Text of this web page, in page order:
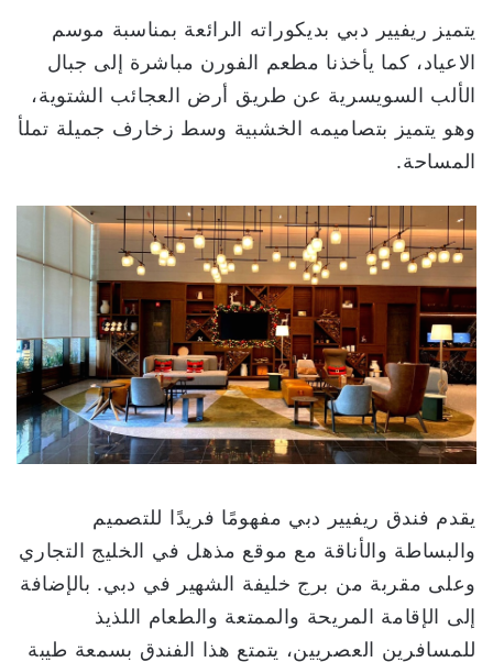
يتميز ريفيير دبي بديكوراته الرائعة بمناسبة موسم
الاعياد، كما يأخذنا مطعم الفورن مباشرة إلى جبال
الألب السويسرية عن طريق أرض العجائب الشتوية،
وهو يتميز بتصاميمه الخشبية وسط زخارف جميلة تملأ
المساحة.
يقدم فندق ريفيير دبي مفهومًا فريدًا للتصميم
والبساطة والأناقة مع موقع مذهل في الخليج التجاري
وعلى مقربة من برج خليفة الشهير في دبي. بالإضافة
إلى الإقامة المريحة والممتعة والطعام اللذيذ
للمسافرين العصريين، يتمتع هذا الفندق بسمعة طيبة